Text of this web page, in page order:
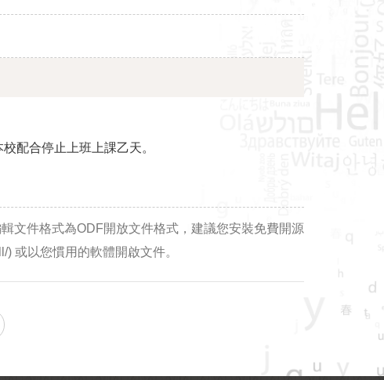
配合停止上班上課乙天。
文件格式為ODF開放文件格式，建議您安裝免費開源
或以您慣用的軟體開啟文件。